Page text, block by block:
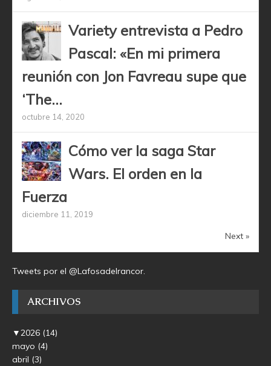
Variety entrevista a Pedro
Pascal: «En mi primera
reunión con Jon Favreau supe que
‘The...
octubre 14, 2020
Cómo ver la saga Star
Wars. El orden en la
Fuerza
diciembre 11, 2019
Next »
Tweets por el @Lafosadelrancor.
ARCHIVOS
▼2026 (14)
mayo (4)
abril (3)